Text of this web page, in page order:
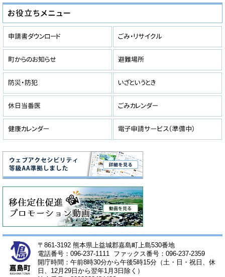
〒861-3192 熊本県上益城郡嘉島町上島530番地
電話番号：096-237-1111 ファックス番号：096-237-2359
開庁時間：午前8時30分から午後5時15分（土・日・祝日、休
日、12月29日から翌年1月3日除く）